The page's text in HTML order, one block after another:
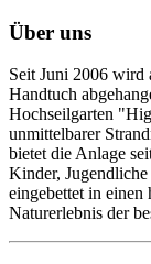
Über uns
Seit Juni 2006 wird
Handtuch
Hochseilgarten
unmittelbarer
bietet die Anlage
Kinder,
eingebettet in einen
Naturerlebnis der